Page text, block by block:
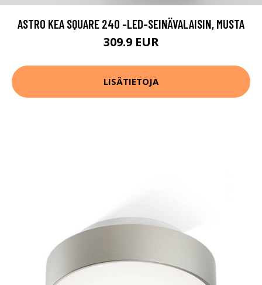
ASTRO KEA SQUARE 240 -LED-SEINÄVALAISIN, MUSTA
309.9 EUR
LISÄTIETOJA